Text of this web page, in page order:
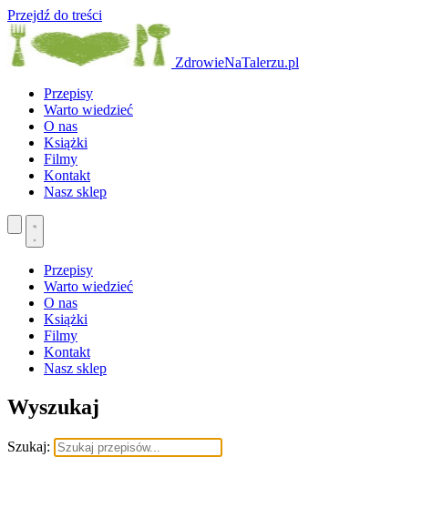
Przejdź do treści
ZdrowieNaTalerzu.pl
Przepisy
Warto wiedzieć
O nas
Książki
Filmy
Kontakt
Nasz sklep
Przepisy
Warto wiedzieć
O nas
Książki
Filmy
Kontakt
Nasz sklep
Wyszukaj
Szukaj: